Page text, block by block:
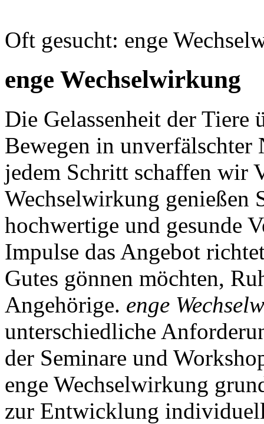
Oft gesucht: enge
enge Wechselwirkung
Die Gelassenheit der Tiere
Bewegen in unverfälschter
jedem Schritt schaffen wir
Wechselwirkung genießen
hochwertige und gesunde
Impulse das Angebot
Gutes gönnen möchten,
Angehörige. enge
unterschiedliche
der Seminare und
enge Wechselwirkung
zur Entwicklung